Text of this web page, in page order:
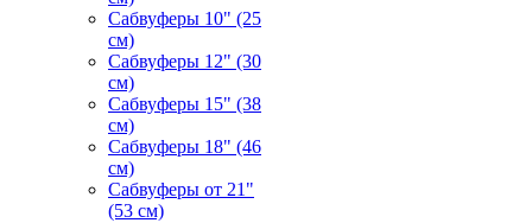
Сабвуферы 10" (25
см)
Сабвуферы 12" (30
см)
Сабвуферы 15" (38
см)
Сабвуферы 18" (46
см)
Сабвуферы от 21"
(53 см)